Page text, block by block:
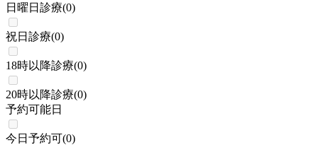
日曜日診療(0)
祝日診療(0)
18時以降診療(0)
20時以降診療(0)
予約可能日
今日予約可(0)